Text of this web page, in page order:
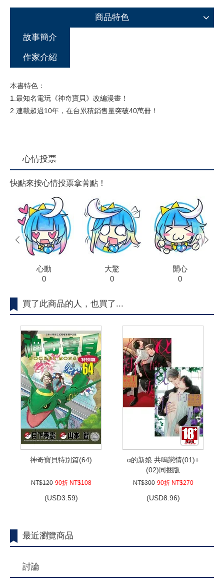
商品特色
故事簡介
作家介紹
本書特色：
1.最知名電玩《神奇寶貝》改編漫畫！
2.連載超過10年，在台累積銷售量突破40萬冊！
心情投票
快點來按心情投票拿菁點！
心動
0
大驚
0
開心
0
prev next
買了此商品的人，也買了...
神奇寶貝特別篇(64)
NT$120 90折 NT$108
(USD3.59)
α的新娘 共鳴戀情(01)+
(02)同捆版
NT$300 90折 NT$270
(USD8.96)
最近瀏覽商品
討論